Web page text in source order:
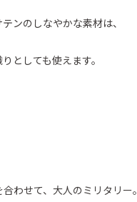
ンのしなやかな素材は、
としても使えます。
わせて、大人のミリタリー。